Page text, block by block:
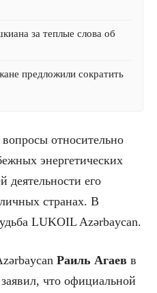
за теплые слова об
предложили сократить
относительно
энергетических
деятельности его
странах. В
LUKOIL Azərbaycan.
Раиль Агаев в
что официальной